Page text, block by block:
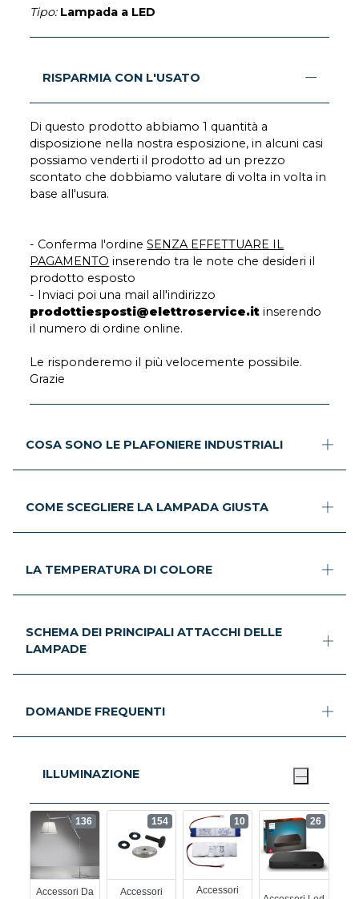
Tipo: Lampada a LED
RISPARMIA CON L'USATO
Di questo prodotto abbiamo 1 quantità a
disposizione nella nostra esposizione, in alcuni casi
possiamo venderti il prodotto ad un prezzo
scontato che dobbiamo valutare di volta in volta in
base all'usura.
- Conferma l'ordineSENZA EFFETTUARE IL
PAGAMENTO inserendo tra le note che desideri il
prodotto esposto
- Inviaci poi una mail all'indirizzo
prodottiesposti@elettroservice.it inserendo
il numero di ordine online.
Le risponderemo il più velocemente possibile.
Grazie
COSA SONO LE PLAFONIERE INDUSTRIALI
COME SCEGLIERE LA LAMPADA GIUSTA
LA TEMPERATURA DI COLORE
SCHEMA DEI PRINCIPALI ATTACCHI DELLE
LAMPADE
DOMANDE FREQUENTI
ILLUMINAZIONE
Accessori Da
136
Accessori
154
Accessori
10 26